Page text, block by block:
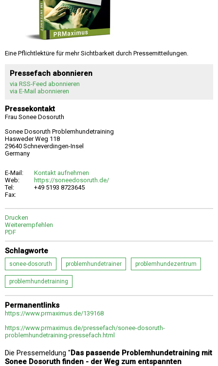
Eine Pflichtlektüre für mehr Sichtbarkeit durch Pressemitteilungen.
Pressefach abonnieren
via RSS-Feed abonnieren
via E-Mail abonnieren
Pressekontakt
Frau Sonee Dosoruth
Sonee Dosoruth Problemhundetraining
Hasweder Weg 118
29640 Schneverdingen-Insel
Germany
E-Mail:
Kontakt aufnehmen
Web:
https://soneedosoruth.de/
Tel:
+49 5193 8723645
Fax:
Drucken
Weiterempfehlen
PDF
Schlagworte
sonee-dosoruth problemhundetrainer problemhundezentrum
problemhundetraining
Permanentlinks
https://www.prmaximus.de/139168
https://www.prmaximus.de/pressefach/sonee-dosoruth-
problemhundetraining-pressefach.html
Die Pressemeldung "Das passende Problemhundetraining mit
Sonee Dosoruth finden - der Weg zum entspannten